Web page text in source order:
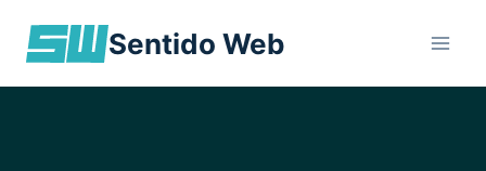
Sentido Web